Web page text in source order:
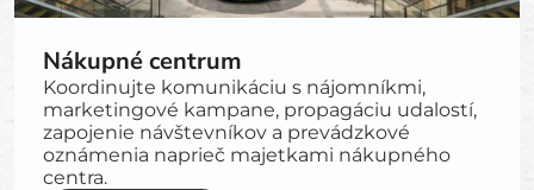
Nákupné centrum
Koordinujte komunikáciu s nájomníkmi,
marketingové kampane, propagáciu udalostí,
zapojenie návštevníkov a prevádzkové
oznámenia naprieč majetkami nákupného
centra.